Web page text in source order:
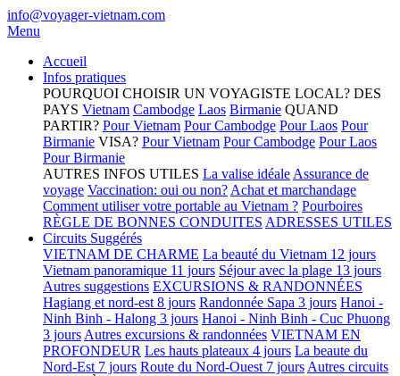
info@voyager-vietnam.com
Menu
Accueil
Infos pratiques
POURQUOI CHOISIR UN VOYAGISTE LOCAL? DES
PAYS Vietnam Cambodge Laos Birmanie QUAND
PARTIR? Pour Vietnam Pour Cambodge Pour Laos Pour
Birmanie VISA? Pour Vietnam Pour Cambodge Pour Laos
Pour Birmanie
AUTRES INFOS UTILES La valise idéale Assurance de
voyage Vaccination: oui ou non? Achat et marchandage
Comment utiliser votre portable au Vietnam ? Pourboires
RÈGLE DE BONNES CONDUITES ADRESSES UTILES
Circuits Suggérés
VIETNAM DE CHARME La beauté du Vietnam 12 jours
Vietnam panoramique 11 jours Séjour avec la plage 13 jours
Autres suggestions EXCURSIONS & RANDONNÉES
Hagiang et nord-est 8 jours Randonnée Sapa 3 jours Hanoi -
Ninh Binh - Halong 3 jours Hanoi - Ninh Binh - Cuc Phuong
3 jours Autres excursions & randonnées VIETNAM EN
PROFONDEUR Les hauts plateaux 4 jours La beaute du
Nord-Est 7 jours Route du Nord-Ouest 7 jours Autres circuits